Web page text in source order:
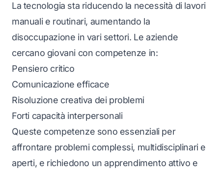
La tecnologia sta riducendo la necessità di lavori
manuali e routinari, aumentando la
disoccupazione in vari settori. Le aziende
cercano giovani con competenze in:
Pensiero critico
Comunicazione efficace
Risoluzione creativa dei problemi
Forti capacità interpersonali
Queste competenze sono essenziali per
affrontare problemi complessi, multidisciplinari e
aperti, e richiedono un apprendimento attivo e